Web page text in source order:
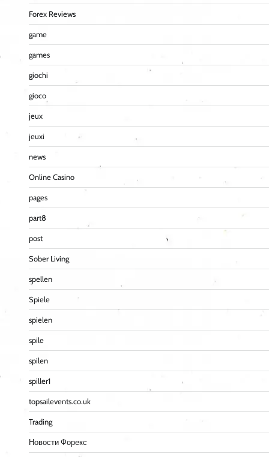
Forex Reviews
game
games
giochi
gioco
jeux
jeuxi
news
Online Casino
pages
part8
post
Sober Living
spellen
Spiele
spielen
spile
spilen
spiller1
topsailevents.co.uk
Trading
Новости Форекс